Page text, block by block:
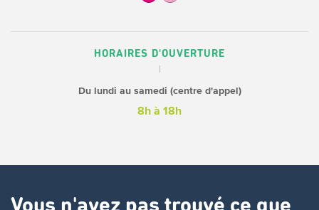
HORAIRES D'OUVERTURE
Du lundi au samedi (centre d'appel)
8h à 18h